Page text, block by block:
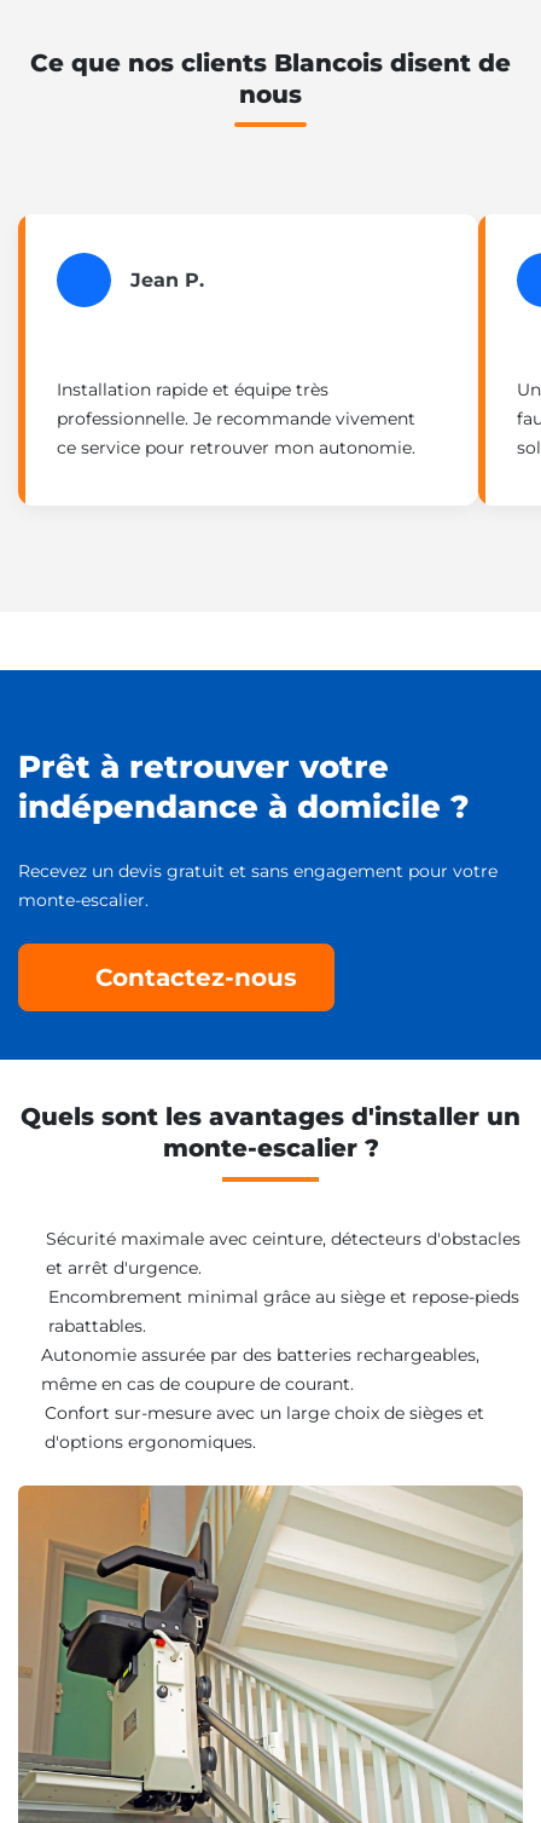
Ce que nos clients Blancois disent de
nous
Jean P.
Installation rapide et équipe très
professionnelle. Je recommande vivement
ce service pour retrouver mon autonomie.
Prêt à retrouver votre
indépendance à domicile ?
Recevez un devis gratuit et sans engagement pour votre
monte-escalier.
Contactez-nous
Quels sont les avantages d'installer un
monte-escalier ?
Sécurité maximale avec ceinture, détecteurs d'obstacles
et arrêt d'urgence.
Encombrement minimal grâce au siège et repose-pieds
rabattables.
Autonomie assurée par des batteries rechargeables,
même en cas de coupure de courant.
Confort sur-mesure avec un large choix de sièges et
d'options ergonomiques.